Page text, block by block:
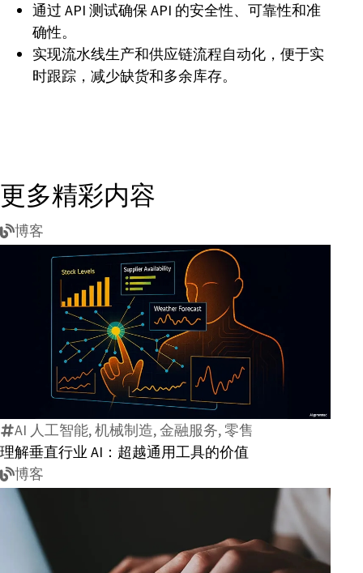
通过 API 测试确保 API 的安全性、可靠性和准
确性。
实现流水线生产和供应链流程自动化，便于实
时跟踪，减少缺货和多余库存。
更多精彩内容
博客
理
解
垂
直
行
业
用
AI 人工智能, 机械制造, 金融服务, 零售
理解垂直行业 AI：超越通用工具的价值
博客